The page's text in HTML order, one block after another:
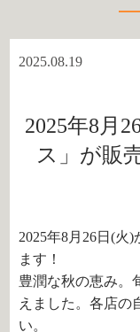
2025.08.19
2025年8月
ス」が販
2025年8月26日(火
ます！
豊潤な秋の恵み。
えました。各店の
い。